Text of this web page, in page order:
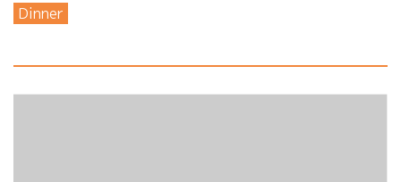
Dinner